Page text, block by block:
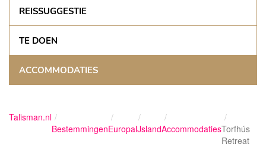
REISSUGGESTIE
TE DOEN
ACCOMMODATIES
Talisman.nl
BestemmingenEuropaIJslandAccommodatiesTorfhús
Retreat